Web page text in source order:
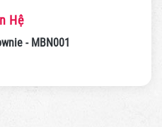
Hệ
- MBN001